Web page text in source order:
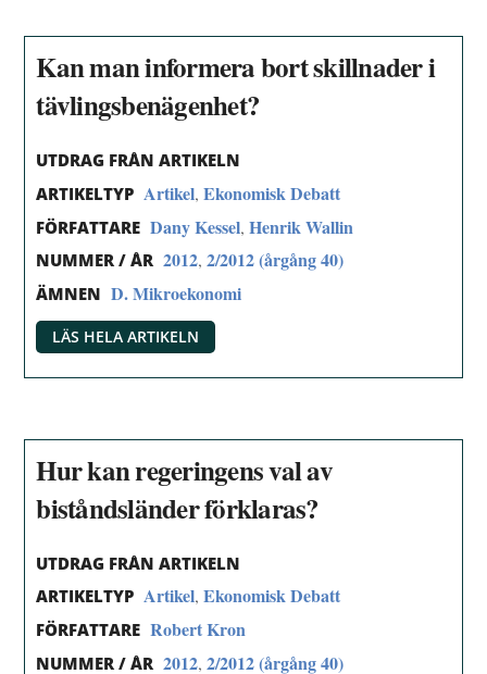
Kan man informera bort skillnader i
tävlingsbenägenhet?
UTDRAG FRÅN ARTIKELN
ARTIKELTYP Artikel,Ekonomisk Debatt
FÖRFATTARE Dany Kessel,Henrik Wallin
NUMMER / ÅR 2012,2/2012 (årgång 40)
ÄMNEN D. Mikroekonomi
LÄS HELA ARTIKELN
Hur kan regeringens val av
biståndsländer förklaras?
UTDRAG FRÅN ARTIKELN
ARTIKELTYP Artikel,Ekonomisk Debatt
FÖRFATTARE Robert Kron
NUMMER / ÅR 2012,2/2012 (årgång 40)